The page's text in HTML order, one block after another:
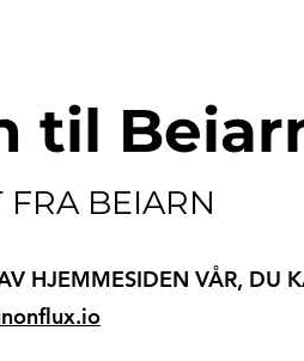
til
FRA BEIARN
HJEMMESIDEN VÅR, DU